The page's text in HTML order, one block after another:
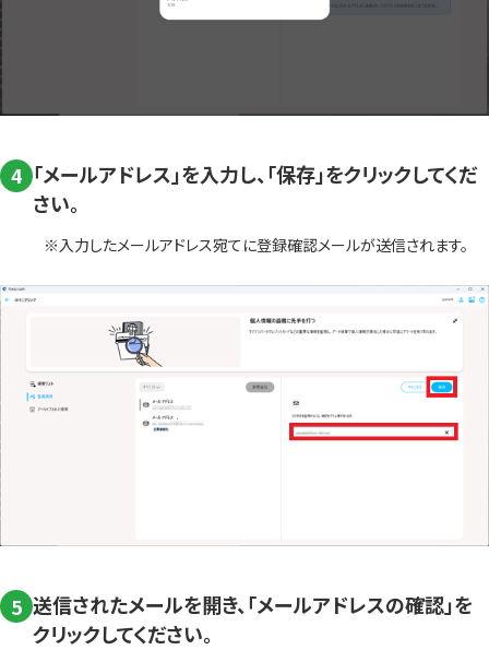
4 「メールアドレス」を入力し、「保存」をクリックしてくだ
さい。
※入力したメールアドレス宛てに登録確認メールが送信されます。
5 送信されたメールを開き、「メールアドレスの確認」を
クリックしてください。